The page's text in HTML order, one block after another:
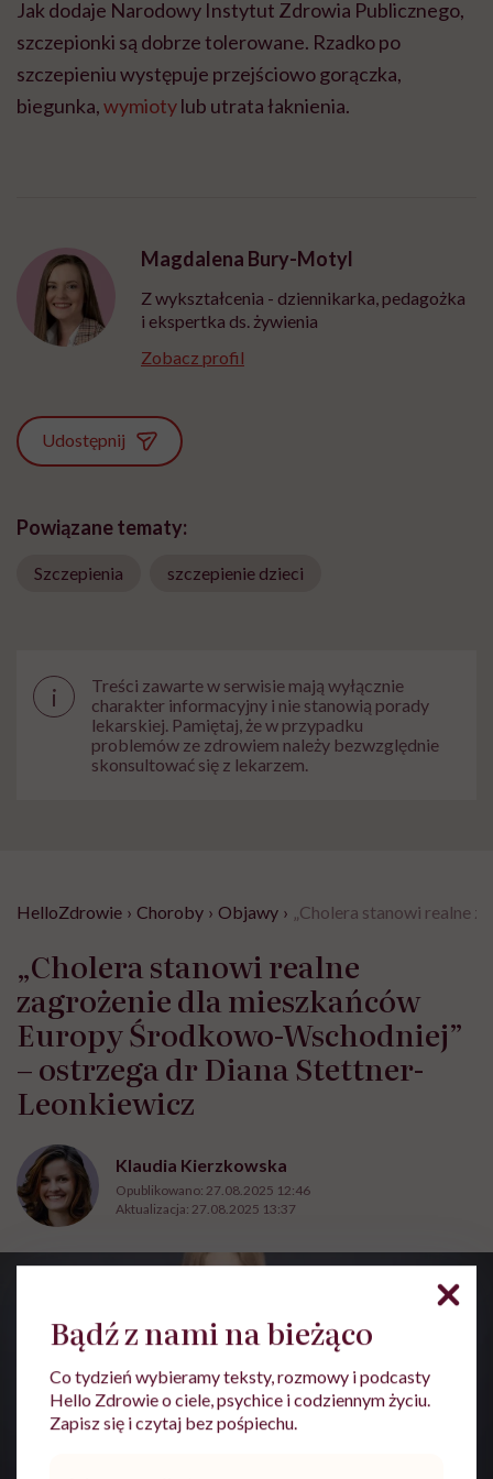
Jak dodaje Narodowy Instytut Zdrowia Publicznego,
szczepionki są dobrze tolerowane. Rzadko po
szczepieniu występuje przejściowo gorączka,
biegunka,wymiotylub utrata łaknienia.
Magdalena Bury-Motyl
Z wykształcenia - dziennikarka, pedagożka
i ekspertka ds. żywienia
Zobacz profil
Udostępnij
Powiązane tematy:
Szczepienia szczepienie dzieci
i
Treści zawarte w serwisie mają wyłącznie
charakter informacyjny i nie stanowią porady
lekarskiej. Pamiętaj, że w przypadku
problemów ze zdrowiem należy bezwzględnie
skonsultować się z lekarzem.
HelloZdrowie › Choroby › Objawy › „Cholera stanowi realne
„Cholera stanowi realne
zagrożenie dla mieszkańców
Europy Środkowo-Wschodniej”
– ostrzega dr Diana Stettner-
Leonkiewicz
Klaudia Kierzkowska
Opublikowano: 27.08.2025 12:46
Aktualizacja: 27.08.2025 13:37
Bądź z nami na bieżąco
Co tydzień wybieramy teksty, rozmowy i podcasty
Hello Zdrowie o ciele, psychice i codziennym życiu.
Zapisz się i czytaj bez pośpiechu.